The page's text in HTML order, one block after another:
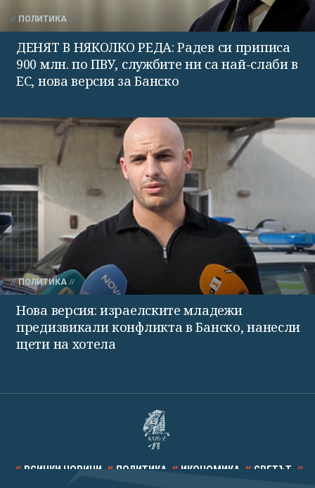
ПОЛИТИКА
ДЕНЯТ В НЯКОЛКО РЕДА: Радев си приписа
900 млн. по ПВУ, службите ни са най-слаби в
ЕС, нова версия за Банско
ПОЛИТИКА
Нова версия: израелските младежи
предизвикали конфликта в Банско, нанесли
щети на хотела
ВСИЧКИ НОВИНИ ПОЛИТИКА ИКОНОМИКА СВЕТЪТ